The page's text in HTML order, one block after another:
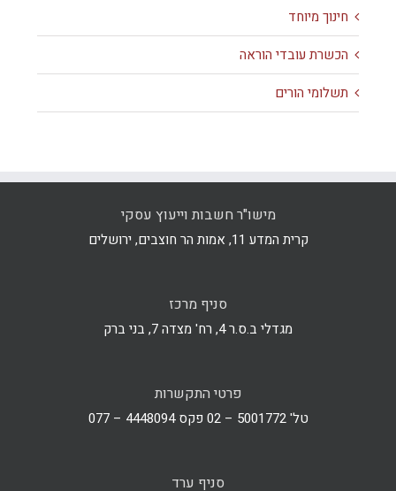
חינוך מיוחד
הכשרת עובדי הוראה
תשלומי הורים
מישו"ר חשבות וייעוץ עסקי
קרית המדע 11, אמות הר חוצבים, ירושלים
סניף מרכז
מגדלי ב.ס.ר 4, רח' מצדה 7, בני ברק
פרטי התקשרות
טל' 5001772 – 02 פקס 4448094 – 077
סניף ערד